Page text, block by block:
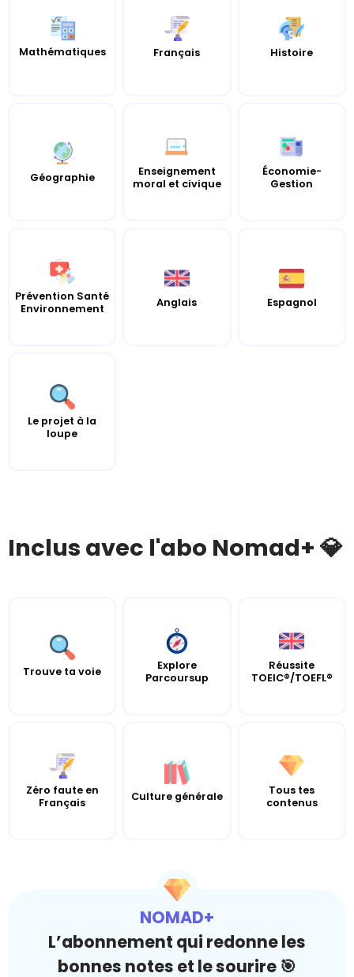
Mathématiques Français Histoire
Géographie
Enseignement
moral et civique
Économie-
Gestion
Prévention Santé
Environnement
Anglais Espagnol
Le projet à la
loupe
Inclus avec l'abo Nomad+ 💎
Trouve ta voie
Explore
Parcoursup
Réussite
TOEIC®/TOEFL®
Zéro faute en
Français
Culture générale
Tous tes
contenus
NOMAD+
L’abonnement qui redonne les
bonnes notes et le sourire 🎯